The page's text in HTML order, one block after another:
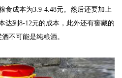
食成本为3.9-4.48元。然后还要加上
达到8-12元的成本，此外还有窖藏的
不可能是纯粮酒。